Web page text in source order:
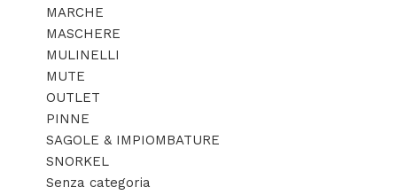
MARCHE
MASCHERE
MULINELLI
MUTE
OUTLET
PINNE
SAGOLE & IMPIOMBATURE
SNORKEL
Senza categoria